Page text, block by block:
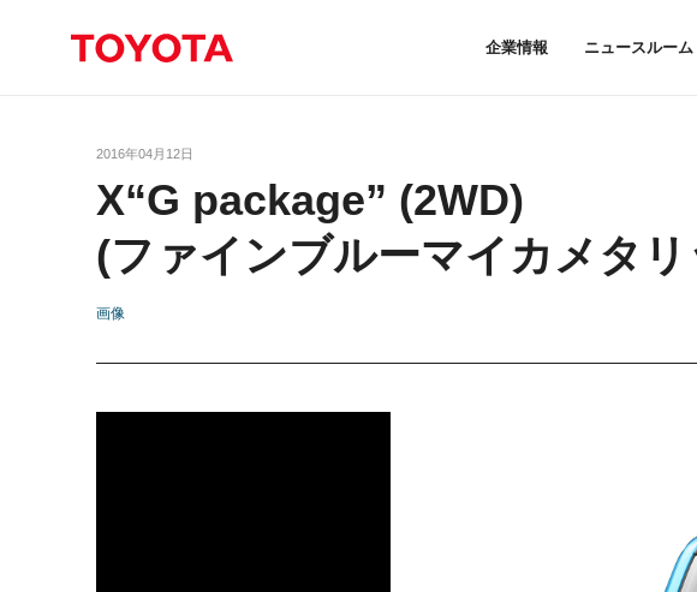
企業情報 ニュースルーム
2016年04月12日
X“G package” (2WD)
(ファインブルーマイカメタ
画像